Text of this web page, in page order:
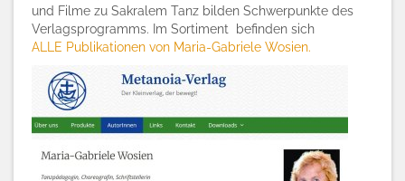
und Filme zu Sakralem Tanz bilden Schwerpunkte des
Verlagsprogramms. Im Sortiment befinden sich
ALLE Publikationen von Maria-Gabriele Wosien.